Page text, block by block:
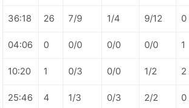
36:18 26 7/9 1/4 9/12 0
04:06 0 0/0 0/0 0/0 1
10:20 1 0/3 0/0 1/2 2
25:46 4 1/3 0/3 2/2
0